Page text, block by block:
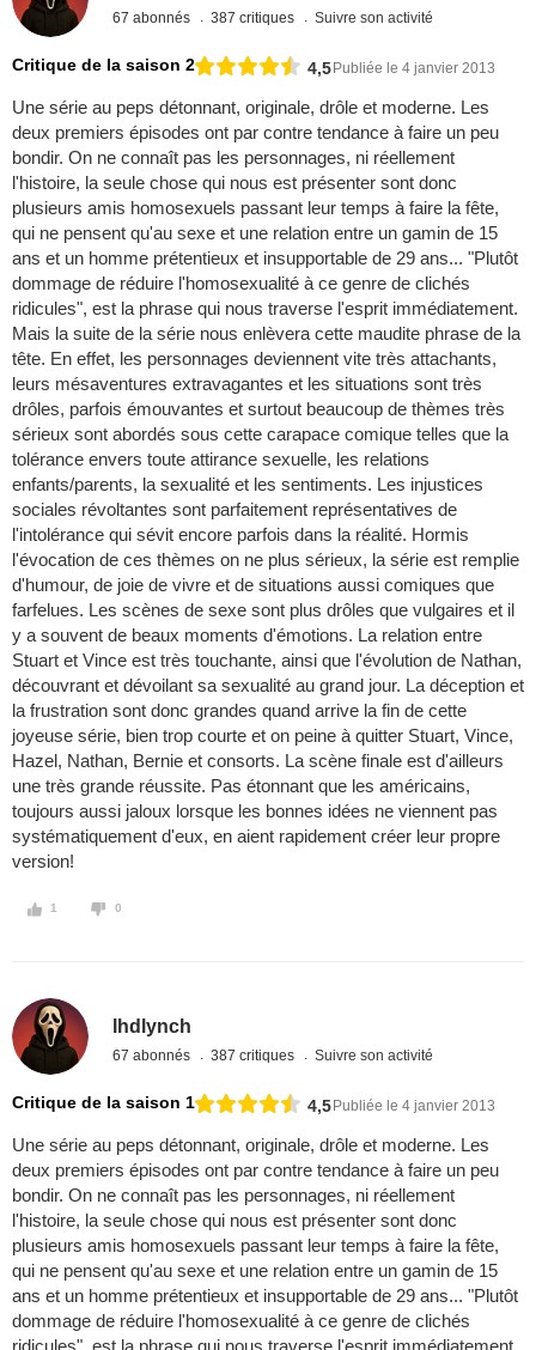
67 abonnés 387 critiques Suivre son activité
Critique de la saison 2 4,5Publiée le 4 janvier 2013
Une série au peps détonnant, originale, drôle et moderne. Les
deux premiers épisodes ont par contre tendance à faire un peu
bondir. On ne connaît pas les personnages, ni réellement
l'histoire, la seule chose qui nous est présenter sont donc
plusieurs amis homosexuels passant leur temps à faire la fête,
qui ne pensent qu'au sexe et une relation entre un gamin de 15
ans et un homme prétentieux et insupportable de 29 ans... "Plutôt
dommage de réduire l'homosexualité à ce genre de clichés
ridicules", est la phrase qui nous traverse l'esprit immédiatement.
Mais la suite de la série nous enlèvera cette maudite phrase de la
tête. En effet, les personnages deviennent vite très attachants,
leurs mésaventures extravagantes et les situations sont très
drôles, parfois émouvantes et surtout beaucoup de thèmes très
sérieux sont abordés sous cette carapace comique telles que la
tolérance envers toute attirance sexuelle, les relations
enfants/parents, la sexualité et les sentiments. Les injustices
sociales révoltantes sont parfaitement représentatives de
l'intolérance qui sévit encore parfois dans la réalité. Hormis
l'évocation de ces thèmes on ne plus sérieux, la série est remplie
d'humour, de joie de vivre et de situations aussi comiques que
farfelues. Les scènes de sexe sont plus drôles que vulgaires et il
y a souvent de beaux moments d'émotions. La relation entre
Stuart et Vince est très touchante, ainsi que l'évolution de Nathan,
découvrant et dévoilant sa sexualité au grand jour. La déception et
la frustration sont donc grandes quand arrive la fin de cette
joyeuse série, bien trop courte et on peine à quitter Stuart, Vince,
Hazel, Nathan, Bernie et consorts. La scène finale est d'ailleurs
une très grande réussite. Pas étonnant que les américains,
toujours aussi jaloux lorsque les bonnes idées ne viennent pas
systématiquement d'eux, en aient rapidement créer leur propre
version!
1 0
lhdlynch
67 abonnés 387 critiques Suivre son activité
Critique de la saison 1 4,5Publiée le 4 janvier 2013
Une série au peps détonnant, originale, drôle et moderne. Les
deux premiers épisodes ont par contre tendance à faire un peu
bondir. On ne connaît pas les personnages, ni réellement
l'histoire, la seule chose qui nous est présenter sont donc
plusieurs amis homosexuels passant leur temps à faire la fête,
qui ne pensent qu'au sexe et une relation entre un gamin de 15
ans et un homme prétentieux et insupportable de 29 ans... "Plutôt
dommage de réduire l'homosexualité à ce genre de clichés